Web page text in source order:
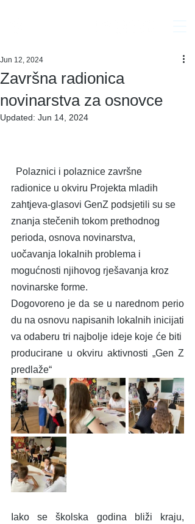
Završna radionica
novinarstva za osnovce
Jun 12, 2024
Updated: Jun 14, 2024
radionice u okviru Projekta mladih
zahtjeva-glasovi GenZ podsjetili su se
znanja stečenih tokom prethodnog
perioda, osnova novinarstva,
uočavanja lokalnih problema i
mogućnosti njihovog rješavanja kroz
novinarske forme.
Dogovoreno je da se u narednom perio
du na osnovu napisanih lokalnih inicijati
va odaberu tri najbolje ideje koje će biti
producirane u okviru aktivnosti „Gen Z
predlaže“
Iako se školska godina bliži kraju,